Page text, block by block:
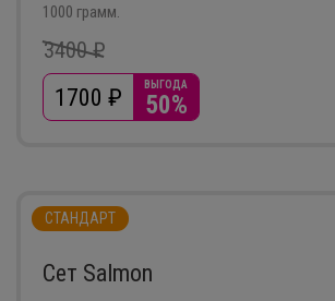
1000 грамм.
3400 ₽
1700 ₽ ВЫГОДА
50%
СТАНДАРТ
Сет Salmon